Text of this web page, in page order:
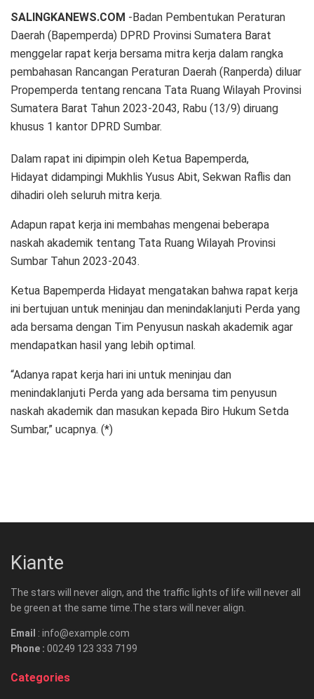
SALINGKANEWS.COM -Badan Pembentukan Peraturan
Daerah (Bapemperda) DPRD Provinsi Sumatera Barat
menggelar rapat kerja bersama mitra kerja dalam rangka
pembahasan Rancangan Peraturan Daerah (Ranperda) diluar
Propemperda tentang rencana Tata Ruang Wilayah Provinsi
Sumatera Barat Tahun 2023-2043, Rabu (13/9) diruang
khusus 1 kantor DPRD Sumbar.
Dalam rapat ini dipimpin oleh Ketua Bapemperda,
Hidayat didampingi Mukhlis Yusus Abit, Sekwan Raflis dan
dihadiri oleh seluruh mitra kerja.
Adapun rapat kerja ini membahas mengenai beberapa
naskah akademik tentang Tata Ruang Wilayah Provinsi
Sumbar Tahun 2023-2043.
Ketua Bapemperda Hidayat mengatakan bahwa rapat kerja
ini bertujuan untuk meninjau dan menindaklanjuti Perda yang
ada bersama dengan Tim Penyusun naskah akademik agar
mendapatkan hasil yang lebih optimal.
“Adanya rapat kerja hari ini untuk meninjau dan
menindaklanjuti Perda yang ada bersama tim penyusun
naskah akademik dan masukan kepada Biro Hukum Setda
Sumbar,” ucapnya. (*)
Kiante
The stars will never align, and the traffic lights of life will never all
be green at the same time.The stars will never align.
Email : info@example.com
Phone : 00249 123 333 7199
Categories